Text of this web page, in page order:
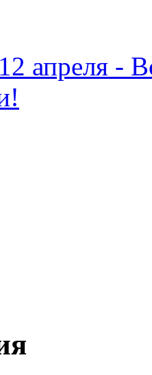
12 апреля -